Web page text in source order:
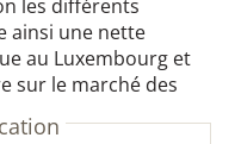
les différents
ainsi une nette
au Luxembourg et
sur le marché des